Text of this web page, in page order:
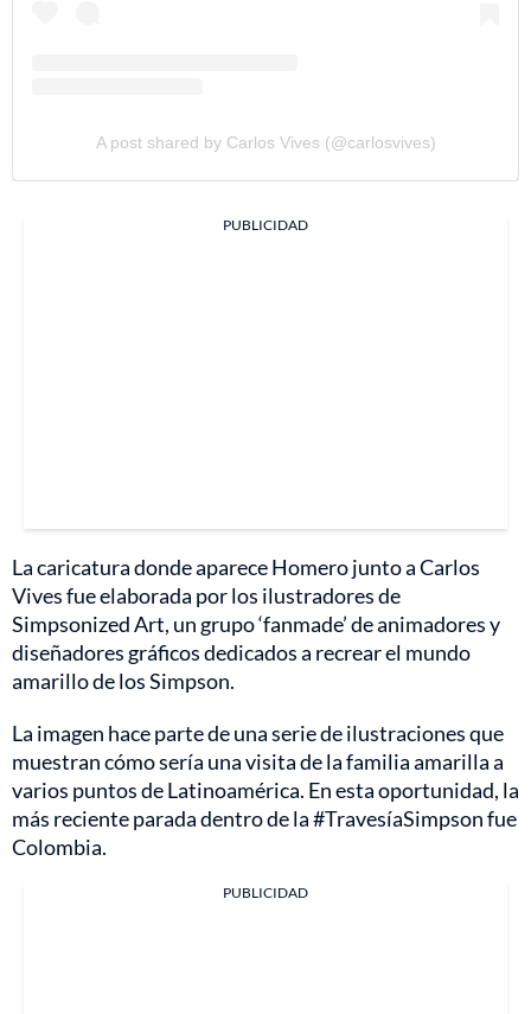
A post shared by Carlos Vives (@carlosvives)
PUBLICIDAD
La caricatura donde aparece Homero junto a Carlos
Vives fue elaborada por los ilustradores de
Simpsonized Art, un grupo ‘fanmade’ de animadores y
diseñadores gráficos dedicados a recrear el mundo
amarillo de los Simpson.
La imagen hace parte de una serie de ilustraciones que
muestran cómo sería una visita de la familia amarilla a
varios puntos de Latinoamérica. En esta oportunidad, la
más reciente parada dentro de la #TravesíaSimpson fue
Colombia.
PUBLICIDAD